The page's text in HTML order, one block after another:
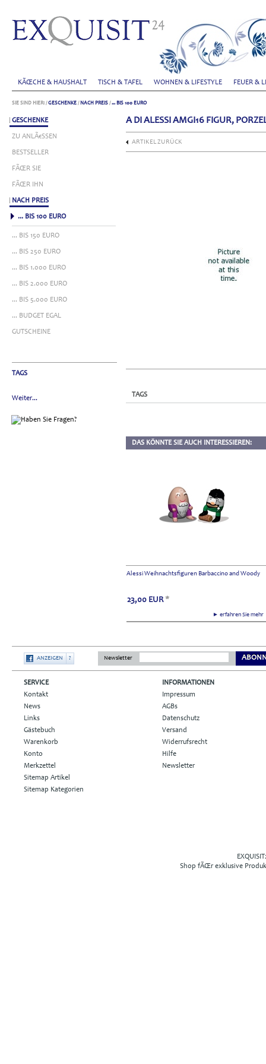
KÃŒCHE & HAUSHALT TISCH & TAFEL WOHNEN & LIFESTYLE FEUER &
SIE SIND HIER: /GESCHENKE / NACH PREIS /... BIS 100 EURO
GESCHENKE
ZU ANLÃ€SSEN
BESTSELLER
FÃŒR SIE
FÃŒR IHN
NACH PREIS
... BIS 100 EURO
... BIS 150 EURO
... BIS 250 EURO
... BIS 1.000 EURO
... BIS 2.000 EURO
... BIS 5.000 EURO
... BUDGET EGAL
GUTSCHEINE
TAGS
Weiter...
A DI ALESSI AMGI16 FIGUR,
ARTIKEL ZURÜCK
TAGS
DAS KÖNNTE SIE AUCH INTERESSIEREN:
Alessi Weihnachtsfiguren Barbaccino and Woody
► erfahren Sie
23,00 EUR *
ANZEIGEN ? Newsletter
SERVICE
Kontakt
News
Links
Gästebuch
Warenkorb
Konto
Merkzettel
Sitemap Artikel
Sitemap Kategorien
INFORMATIONEN
Impressum
AGBs
Datenschutz
Versand
Widerrufsrecht
Hilfe
Newsletter
Shop fÃŒr exklusive